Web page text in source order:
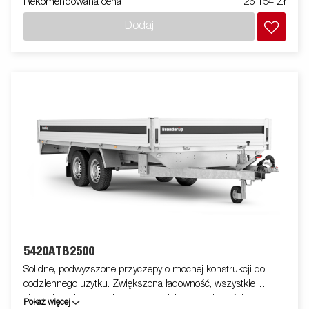
profesjonalne zamki. Dostępna szeroka gama akcesoriów.
opcjonalne elementy wyposażenia.
Dodaj
5420ATB2500
Solidne, podwyższone przyczepy o mocnej konstrukcji do
codziennego użytku. Zwiększona ładowność, wszystkie
aluminiowe burty otwierane, co zwiększa możliwości przyczepy
Pokaż więcej